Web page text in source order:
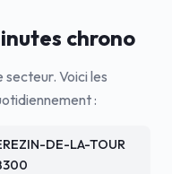
chrono
Voici les
:
DE-LA-TOUR